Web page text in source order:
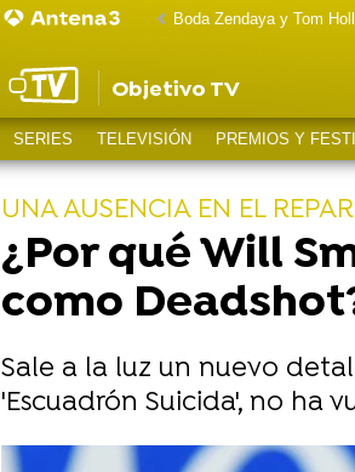
Boda Zendaya y Tom
Objetivo TV
SERIES TELEVISIÓN PREMIOS Y
UNA AUSENCIA EN EL
¿Por qué Will
como
Sale a la luz un nuevo
'Escuadrón Suicida', no ha